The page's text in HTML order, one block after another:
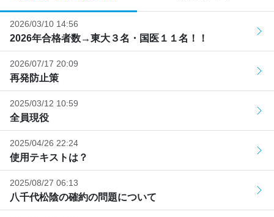
2026/03/10 14:56
2026年合格者数→東大３名・国医１１名！！
2026/07/17 20:09
再発防止策
2025/03/12 10:59
全員現役
2025/04/26 22:24
使用テキストは？
2025/08/27 06:13
八千代松陰の確約の問題について